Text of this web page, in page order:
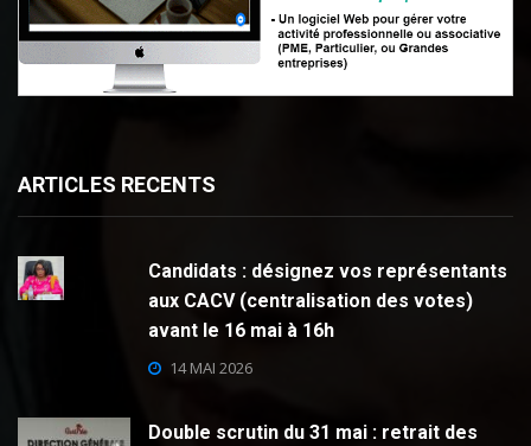
ARTICLES RECENTS
Candidats : désignez vos représentants
aux CACV (centralisation des votes)
avant le 16 mai à 16h
14 MAI 2026
Double scrutin du 31 mai : retrait des